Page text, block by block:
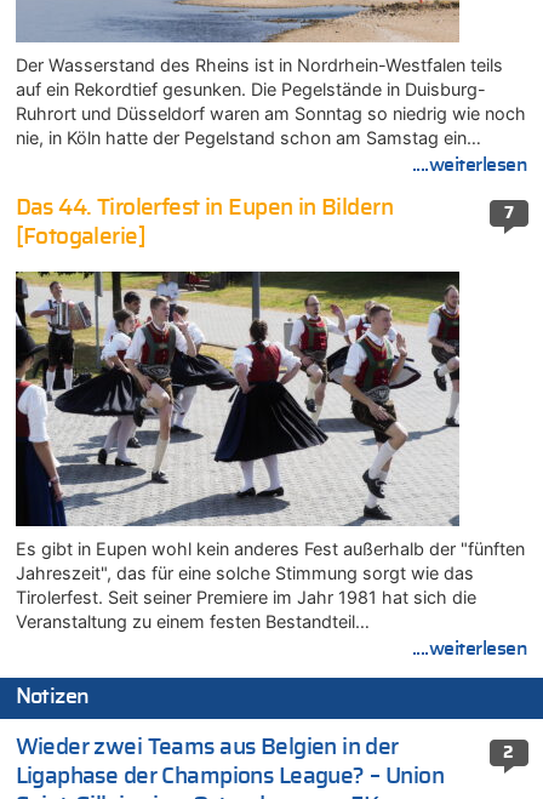
Der Wasserstand des Rheins ist in Nordrhein-Westfalen teils
auf ein Rekordtief gesunken. Die Pegelstände in Duisburg-
Ruhrort und Düsseldorf waren am Sonntag so niedrig wie noch
nie, in Köln hatte der Pegelstand schon am Samstag ein…
....weiterlesen
7
Das 44. Tirolerfest in Eupen in Bildern
[Fotogalerie]
Es gibt in Eupen wohl kein anderes Fest außerhalb der "fünften
Jahreszeit", das für eine solche Stimmung sorgt wie das
Tirolerfest. Seit seiner Premiere im Jahr 1981 hat sich die
Veranstaltung zu einem festen Bestandteil…
....weiterlesen
Notizen
2
Wieder zwei Teams aus Belgien in der
Ligaphase der Champions League? – Union